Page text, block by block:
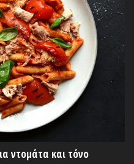
ντομάτα και τόνο